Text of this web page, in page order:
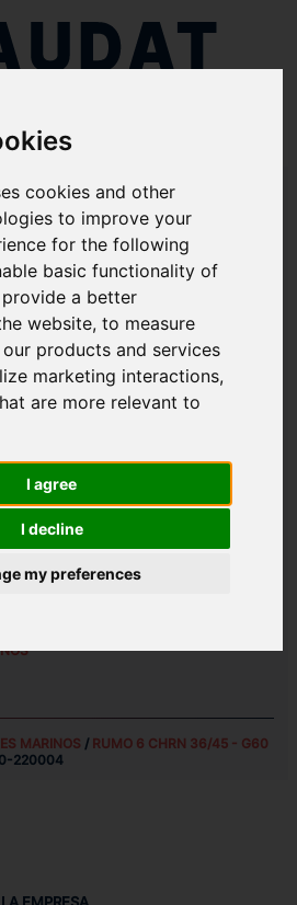
cookies and other
to improve your
for the following
basic functionality of
a better
website,to measure
products and services
marketing interactions,
are more relevant to
I agree
I decline
my preferences
MARINOS/ RUMO 6 CHRN 36/45 - G60
220004
Y BIELA
Г60-220004
MARINOS / RUMO 6 CHRN 36/45 - G60
220004
EMPRESA